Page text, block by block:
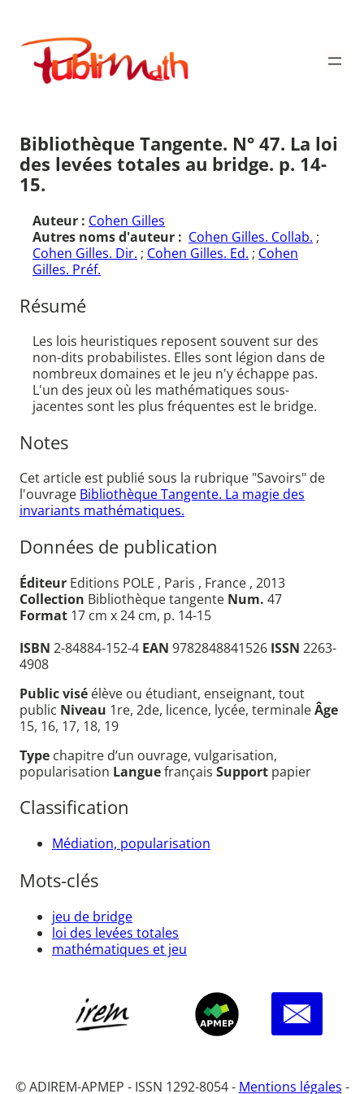
contenu
Publimath
Bibliothèque Tangente. N° 47. La loi
des levées totales au bridge. p. 14-
15.
Auteur : Cohen Gilles
Autres noms d'auteur : Cohen Gilles. Collab. ;
Cohen Gilles. Dir. ; Cohen Gilles. Ed. ; Cohen
Gilles. Préf.
Résumé
Les lois heuristiques reposent souvent sur des
non-dits probabilistes. Elles sont légion dans de
nombreux domaines et le jeu n'y échappe pas.
L'un des jeux où les mathématiques sous-
jacentes sont les plus fréquentes est le bridge.
Notes
Cet article est publié sous la rubrique "Savoirs" de
l'ouvrage Bibliothèque Tangente. La magie des
invariants mathématiques.
Données de publication
Éditeur Editions POLE , Paris , France , 2013
Collection Bibliothèque tangente Num. 47
Format 17 cm x 24 cm, p. 14-15
ISBN 2-84884-152-4 EAN 9782848841526 ISSN 2263-
4908
Public visé élève ou étudiant, enseignant, tout
public Niveau 1re, 2de, licence, lycée, terminaleÂge
15, 16, 17, 18, 19
Type chapitre d’un ouvrage, vulgarisation,
popularisation Languefrançais Support papier
Classification
Médiation, popularisation
Mots-clés
jeu de bridge
loi des levées totales
mathématiques et jeu
© ADIREM-APMEP - ISSN 1292-8054 - Mentions légales -